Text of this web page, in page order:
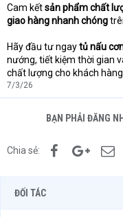
Cam kếtsản phẩm chất
giao hàng nhanh chóng
Hãy đầu tư ngaytủ nấu
nướng, tiết kiệm thời gian
chất lượng cho khách
7/3/26
BẠN PHẢI ĐĂNG
Chia sẻ: FacebookGoogle+
ĐỐI TÁC